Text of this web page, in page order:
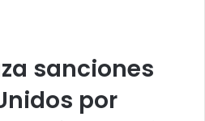
sanciones
por